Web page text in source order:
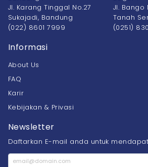
Jl. Karang Tinggal No.27
Sukajadi, Bandung
(022) 8601 7999
Jl. Bango
Tanah
(0251)
Informasi
About Us
FAQ
Karir
Kebijakan & Privasi
Newsletter
Daftarkan E-mail anda untuk